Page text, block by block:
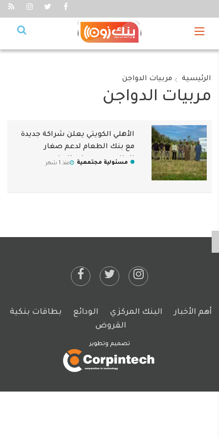
الرئيسية مربيات الدواجن
مربيات الدواجن
الأهلي الكويتي يعلن شراكة جديدة
مع بنك الطعام لدعم صغار
المزارعين ومربيات الدواجن
مسئولية مجتمعية منذ 1 شهر
أهم الأخبار البنك المركزي الودائع
بطاقات بنكية
القروض
تصميم وتطوير